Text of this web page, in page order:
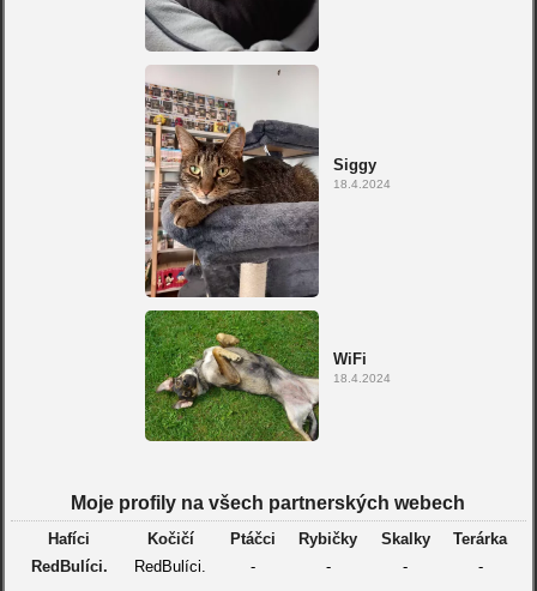
Siggy
18.4.2024
WiFi
18.4.2024
Moje profily na všech partnerských webech
Hafíci Kočičí Ptáčci Rybičky Skalky
Terárka
RedBulíci.
RedBulíci. - - - -